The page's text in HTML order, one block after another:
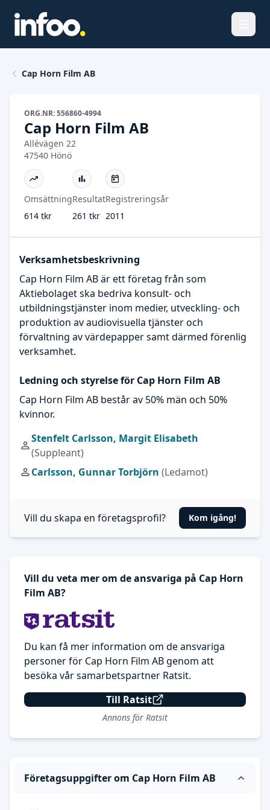
Cap Horn Film AB
ORG.NR: 556860-4994
Cap Horn Film AB
Allévägen 22
47540 Hönö
Omsättning
614 tkr
Resultat
261 tkr
Registreringsår
2011
Verksamhetsbeskrivning
Cap Horn Film AB är ett företag från som
Aktiebolaget ska bedriva konsult- och
utbildningstjänster inom medier, utveckling- och
produktion av audiovisuella tjänster och
förvaltning av värdepapper samt därmed förenlig
verksamhet.
Ledning och styrelse för Cap Horn Film AB
Cap Horn Film AB består av 50% män och 50%
kvinnor.
Stenfelt Carlsson, Margit Elisabeth
(Suppleant)
Carlsson, Gunnar Torbjörn (Ledamot)
Vill du skapa en företagsprofil? Kom igång!
Vill du veta mer om de ansvariga på Cap Horn
Film AB?
Du kan få mer information om de ansvariga
personer för Cap Horn Film AB genom att
besöka vår samarbetspartner Ratsit.
Till Ratsit
Annons för Ratsit
Företagsuppgifter om Cap Horn Film AB